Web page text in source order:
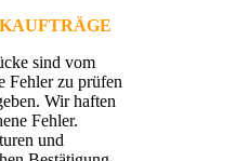
sind vom
Fehler zu prüfen
Wir haften
Fehler.
und